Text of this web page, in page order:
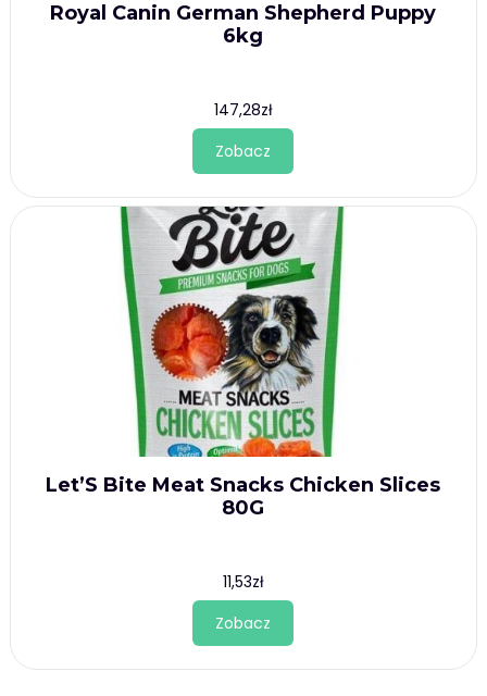
Royal Canin German Shepherd Puppy
6kg
147,28zł
Zobacz
Let’S Bite Meat Snacks Chicken Slices
80G
11,53zł
Zobacz